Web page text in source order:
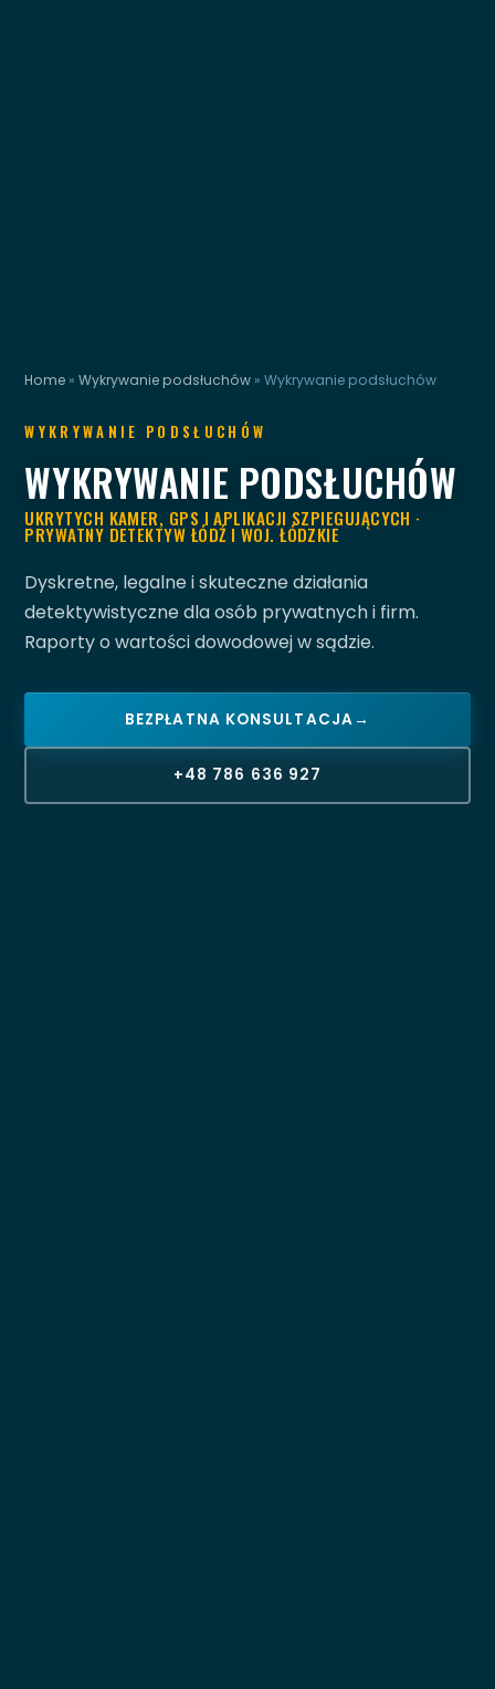
Home »Wykrywanie podsłuchów »Wykrywanie podsłuchów
WYKRYWANIE PODSŁUCHÓW
WYKRYWANIE PODSŁUCHÓW
UKRYTYCH KAMER, GPS I APLIKACJI SZPIEGUJĄCYCH ·
PRYWATNY DETEKTYW ŁÓDŹ I WOJ. ŁÓDZKIE
Dyskretne, legalne i skuteczne działania
detektywistyczne dla osób prywatnych i firm.
Raporty o wartości dowodowej w sądzie.
BEZPŁATNA KONSULTACJA→
+48 786 636 927